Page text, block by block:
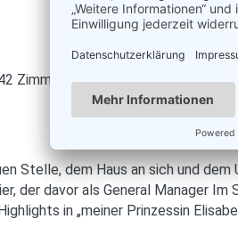
Zimmer, Apartments und
Stelle, dem Haus an sich und
der davor als General Manager
in „meiner Prinzessin